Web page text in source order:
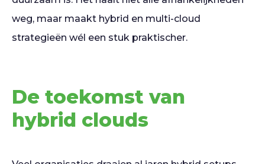
weg, maar maakt hybrid en multi-cloud
strategieën wél een stuk praktischer.
De toekomst van
hybrid clouds